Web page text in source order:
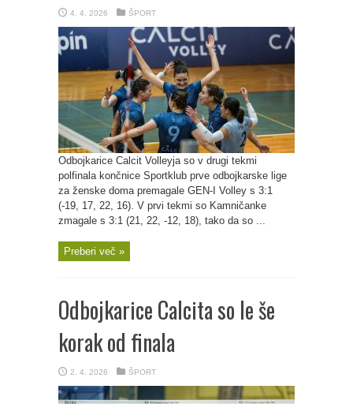
4. 4. 2026 ŠPORT
Odbojkarice Calcit Volleyja so v drugi tekmi
polfinala končnice Sportklub prve odbojkarske lige
za ženske doma premagale GEN-I Volley s 3:1
(-19, 17, 22, 16). V prvi tekmi so Kamničanke
zmagale s 3:1 (21, 22, -12, 18), tako da so ...
Preberi več »
Odbojkarice Calcita so le še
korak od finala
2. 4. 2026 ŠPORT